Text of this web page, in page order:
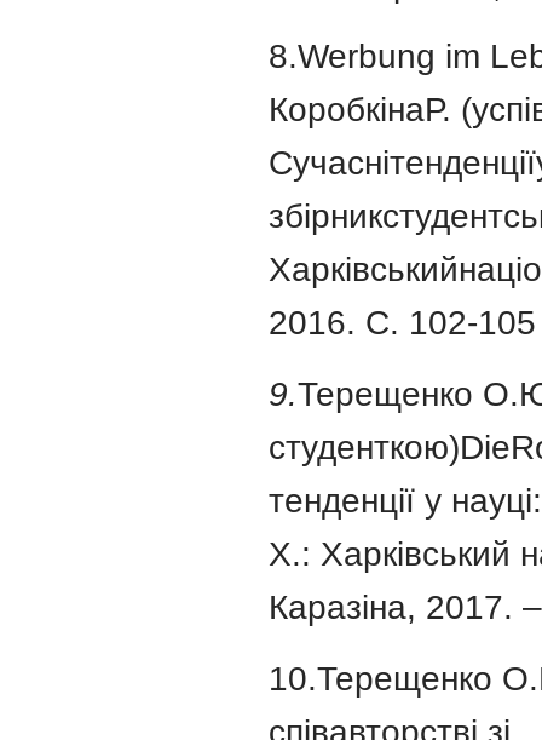
8.Werbung im
КоробкінаР.
2016. C. 102-105
9.Терещенко
тенденції у
Х.: Харківський
Каразіна, 2017.
10.Терещенко
співавторстві зі